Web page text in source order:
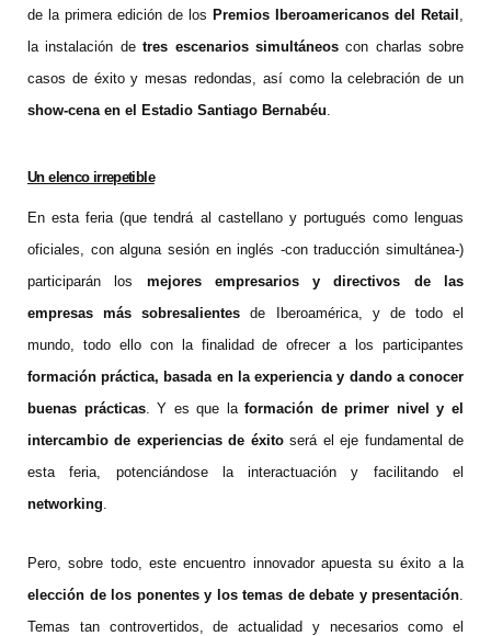
de la primera edición de los Premios Iberoamericanos del Retail
la instalación detres escenarios simultáneoscon charlas sobre
casos de éxito y mesas redondas, así como la celebración de un
show-cena en el Estadio Santiago Bernabéu
Un elenco irrepetible
En esta feria (que tendrá al castellano y portugués como lenguas
oficiales, con alguna sesión en inglés -con traducción simultánea-)
participarán los mejores empresarios y directivos de las
empresas más sobresalientes de Iberoamérica, y de todo el
mundo, todo ello con la finalidad de ofrecer a los participantes
formación práctica, basada en la experiencia y dando a conocer
buenas prácticas. Y es que laformación de primer nivel y el
intercambio de experiencias de éxitoserá el eje fundamental de
esta feria, potenciándose la interactuación y facilitando el
networking.
Pero, sobre todo, este encuentro innovador apuesta su éxito a la
elección de los ponentes y los temas de debate y presentación
Temas tan controvertidos, de actualidad y necesarios como el